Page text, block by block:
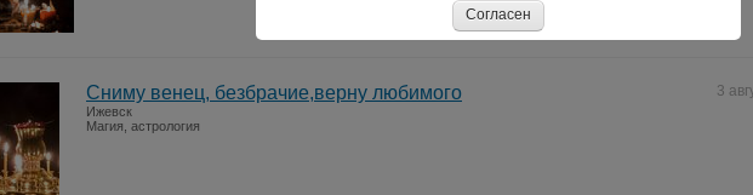
3
Сниму венец, безбрачие,верну любимого
Ижевск
Магия, астрология
Согласен